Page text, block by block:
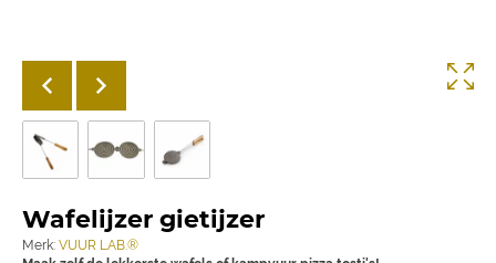
Wafelijzer gietijzer
Merk: VUUR LAB.®